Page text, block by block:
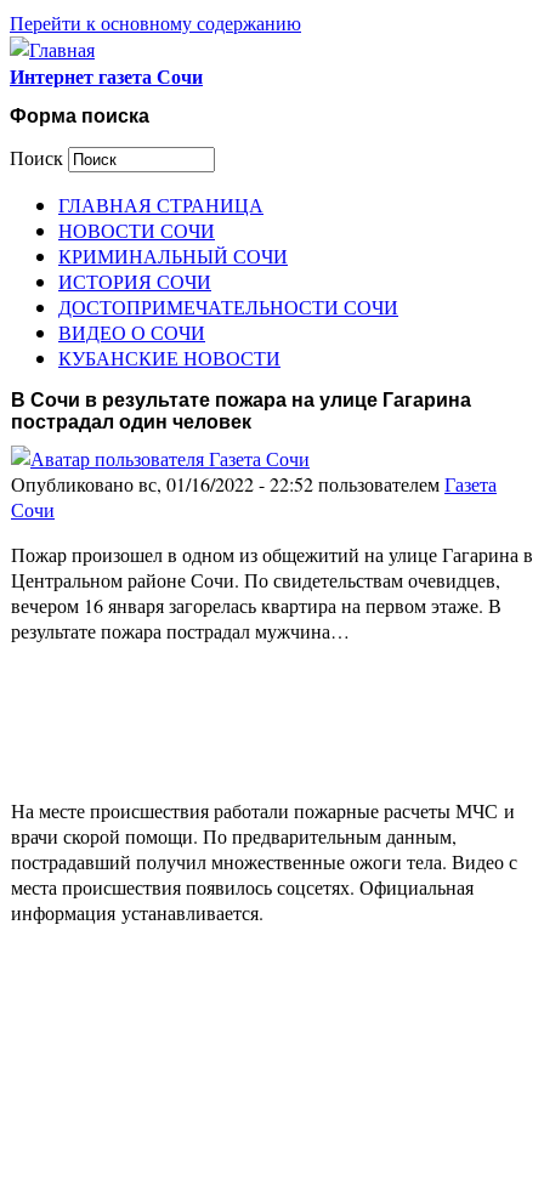
Перейти к основному содержанию
Интернет газета Сочи
Форма поиска
Поиск
ГЛАВНАЯ СТРАНИЦА
НОВОСТИ СОЧИ
КРИМИНАЛЬНЫЙ СОЧИ
ИСТОРИЯ СОЧИ
ДОСТОПРИМЕЧАТЕЛЬНОСТИ СОЧИ
ВИДЕО О СОЧИ
КУБАНСКИЕ НОВОСТИ
В Сочи в результате пожара на улице Гагарина
пострадал один человек
Опубликовано вс, 01/16/2022 - 22:52 пользователемГазета
Сочи
Пожар произошел в одном из общежитий на улице Гагарина в
Центральном районе Сочи. По свидетельствам очевидцев,
вечером 16 января загорелась квартира на первом этаже. В
результате пожара пострадал мужчина…
На месте происшествия работали пожарные расчеты МЧС и
врачи скорой помощи. По предварительным данным,
пострадавший получил множественные ожоги тела. Видео с
места происшествия появилось соцсетях. Официальная
информация устанавливается.